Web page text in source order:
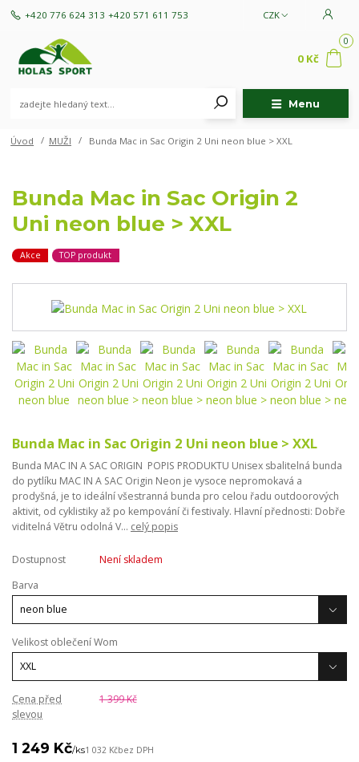
Menu
CZK
+420 776 624 313 +420 571 611 753
0
0 Kč
Úvod MUŽI Bunda Mac in Sac Origin 2 Uni neon blue > XXL
Bunda Mac in Sac Origin 2
Uni neon blue > XXL
Akce TOP produkt
Bunda Mac in Sac Origin 2 Uni neon blue > XXL
Bunda MAC IN A SAC ORIGIN POPIS PRODUKTU Unisex sbalitelná bunda
do pytlíku MAC IN A SAC Origin Neon je vysoce nepromokavá a
prodyšná, je to ideální všestranná bunda pro celou řadu outdoorových
aktivit, od cyklistiky až po kempování či festivaly. Hlavní přednosti: Dobře
viditelná Větru odolná V... celý popis
Dostupnost
Není skladem
Barva
Velikost oblečení Wom
Cena před
slevou
1 399 Kč
1 249 Kč/ks1 032 Kčbez DPH